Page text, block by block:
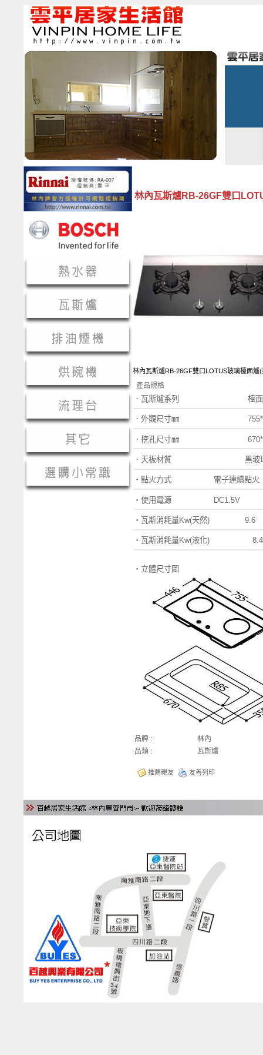
林內瓦斯爐RB-26GF雙口
林內瓦斯爐RB-26GF雙口LOTUS玻璃檯面爐
產品規格
．瓦斯爐系列 檯面式瓦
．外觀尺寸㎜
．挖孔尺寸㎜
． 天板材質 黑玻
‧點火方式 電子連續點火
‧使用電源 DC1.5V
‧ 瓦斯消耗量Kw(天然) 9.6
‧ 瓦斯消耗量Kw(液化) 8.4
‧ 立體尺寸圖
品牌 :
林內
品類 :
瓦斯爐
推薦親友 友善列印